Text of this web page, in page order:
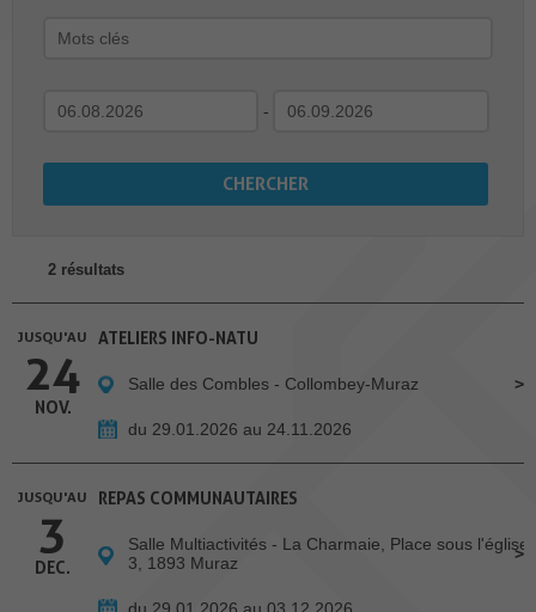
-
2 résultats
JUSQU'AU
24
NOV.
ATELIERS INFO-NATU
Salle des Combles - Collombey-Muraz
du 29.01.2026 au 24.11.2026
JUSQU'AU
3
DEC.
REPAS COMMUNAUTAIRES
Salle Multiactivités - La Charmaie, Place sous l'église
3, 1893 Muraz
du 29.01.2026 au 03.12.2026